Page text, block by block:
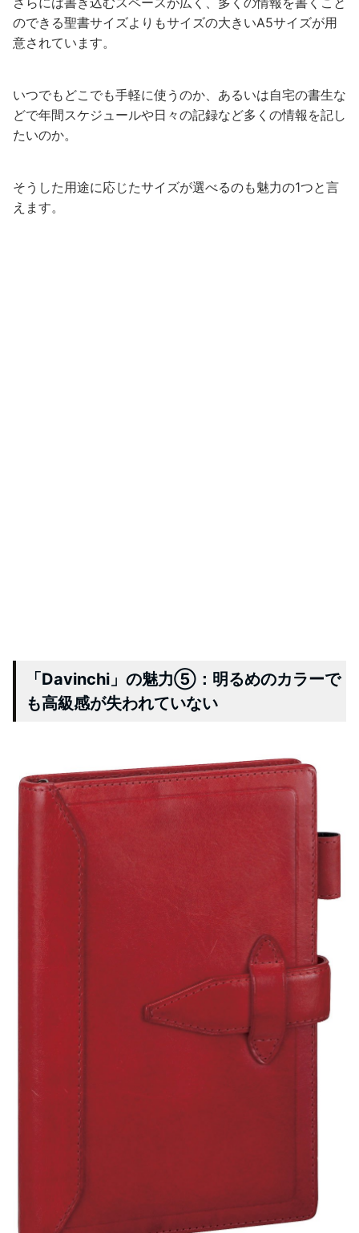
のできる聖書サイズよりもサイズの大きいA5サイズが用
意されています。
いつでもどこでも手軽に使うのか、あるいは自宅の書生な
どで年間スケジュールや日々の記録など多くの情報を記し
たいのか。
そうした用途に応じたサイズが選べるのも魅力の1つと言
えます。
「Davinchi」の魅力⑤：明るめのカラーで
も高級感が失われていない